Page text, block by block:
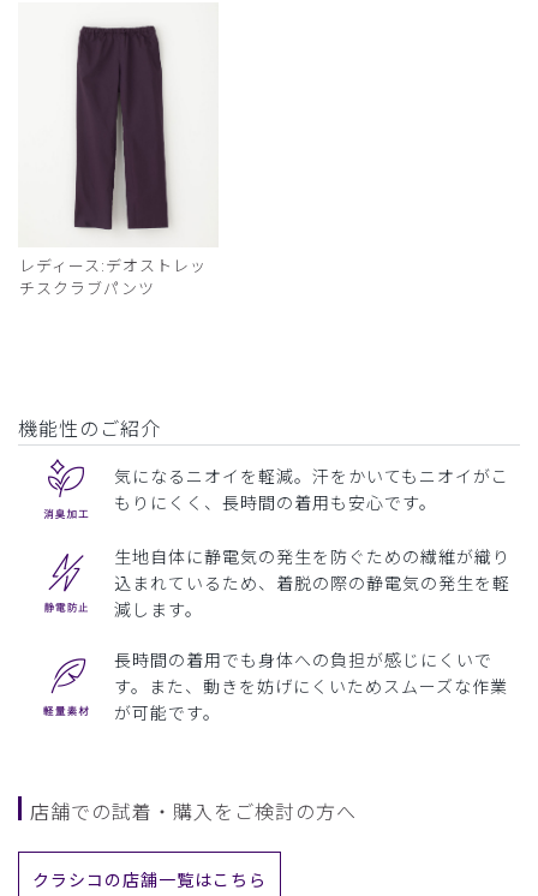
レディース:デオストレッ
チスクラブパンツ
機能性のご紹介
気になるニオイを軽減。汗をかいてもニオイがこ
もりにくく、長時間の着用も安心です。
生地自体に静電気の発生を防ぐための繊維が織り
込まれているため、着脱の際の静電気の発生を軽
減します。
長時間の着用でも身体への負担が感じにくいで
す。また、動きを妨げにくいためスムーズな作業
が可能です。
店舗での試着・購入をご検討の方へ
クラシコの店舗一覧はこちら